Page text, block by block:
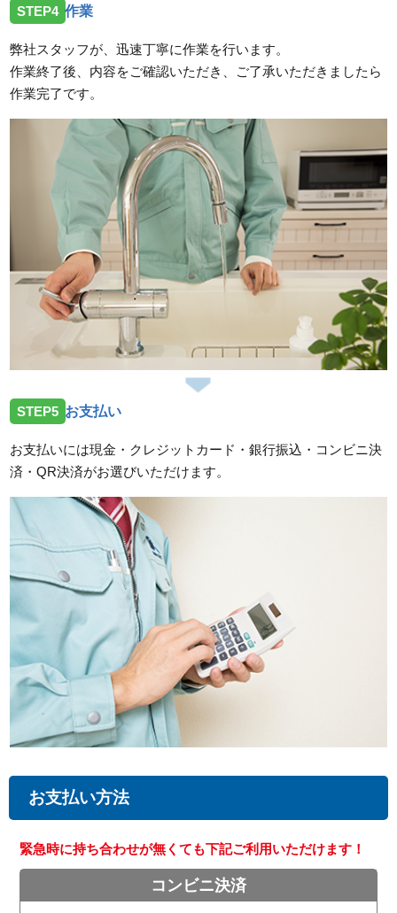
STEP4 作業
弊社スタッフが、迅速丁寧に作業を行います。
作業終了後、内容をご確認いただき、ご了承いただきましたら
作業完了です。
STEP5 お支払い
お支払いには現金・クレジットカード・銀行振込・コンビニ決
済・QR決済がお選びいただけます。
お支払い方法
緊急時に持ち合わせが無くても下記ご利用いただけます！
コンビニ決済